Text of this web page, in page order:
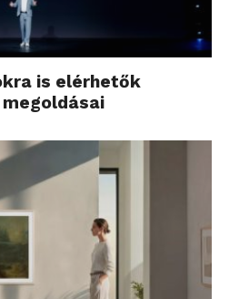
is elérhetők
megoldásai